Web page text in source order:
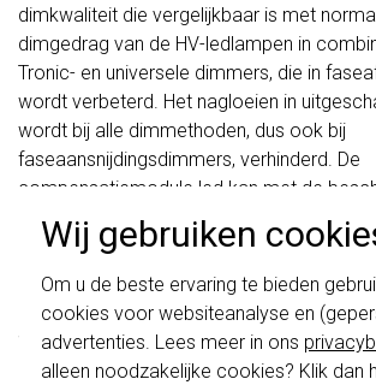
Wij gebruiken
Om u de beste ervaring te bieden
cookies voor websiteanalyse en
advertenties. Lees meer in ons
alleen noodzakelijke cookies? Klik dan
dimkwaliteit die vergelijkbaar is met
dimgedrag van de HV-ledlampen in
Tronic- en universele dimmers, die in
wordt verbeterd. Het nagloeien in
wordt bij alle dimmethoden, dus ook bij
faseaansnijdingsdimmers, verhinderd. De
compensatiemodule led kan met de
uit alle Gira systemen worden
conventionele, eNet- en KNX-dimmers.
en drukcontacten met oriëntielichten kan
de aangesloten HV-ledlampen worden
stroom van het oriëntielicht mag daarbij
bedragen dan 3 mA. De dimresultaten en
schakelwippen zijn vernieuwd. Ze zijn
niette combineren met de schakelaars
van vóór augustus 2024.
Klik hiervoor meer informatie, zodat je